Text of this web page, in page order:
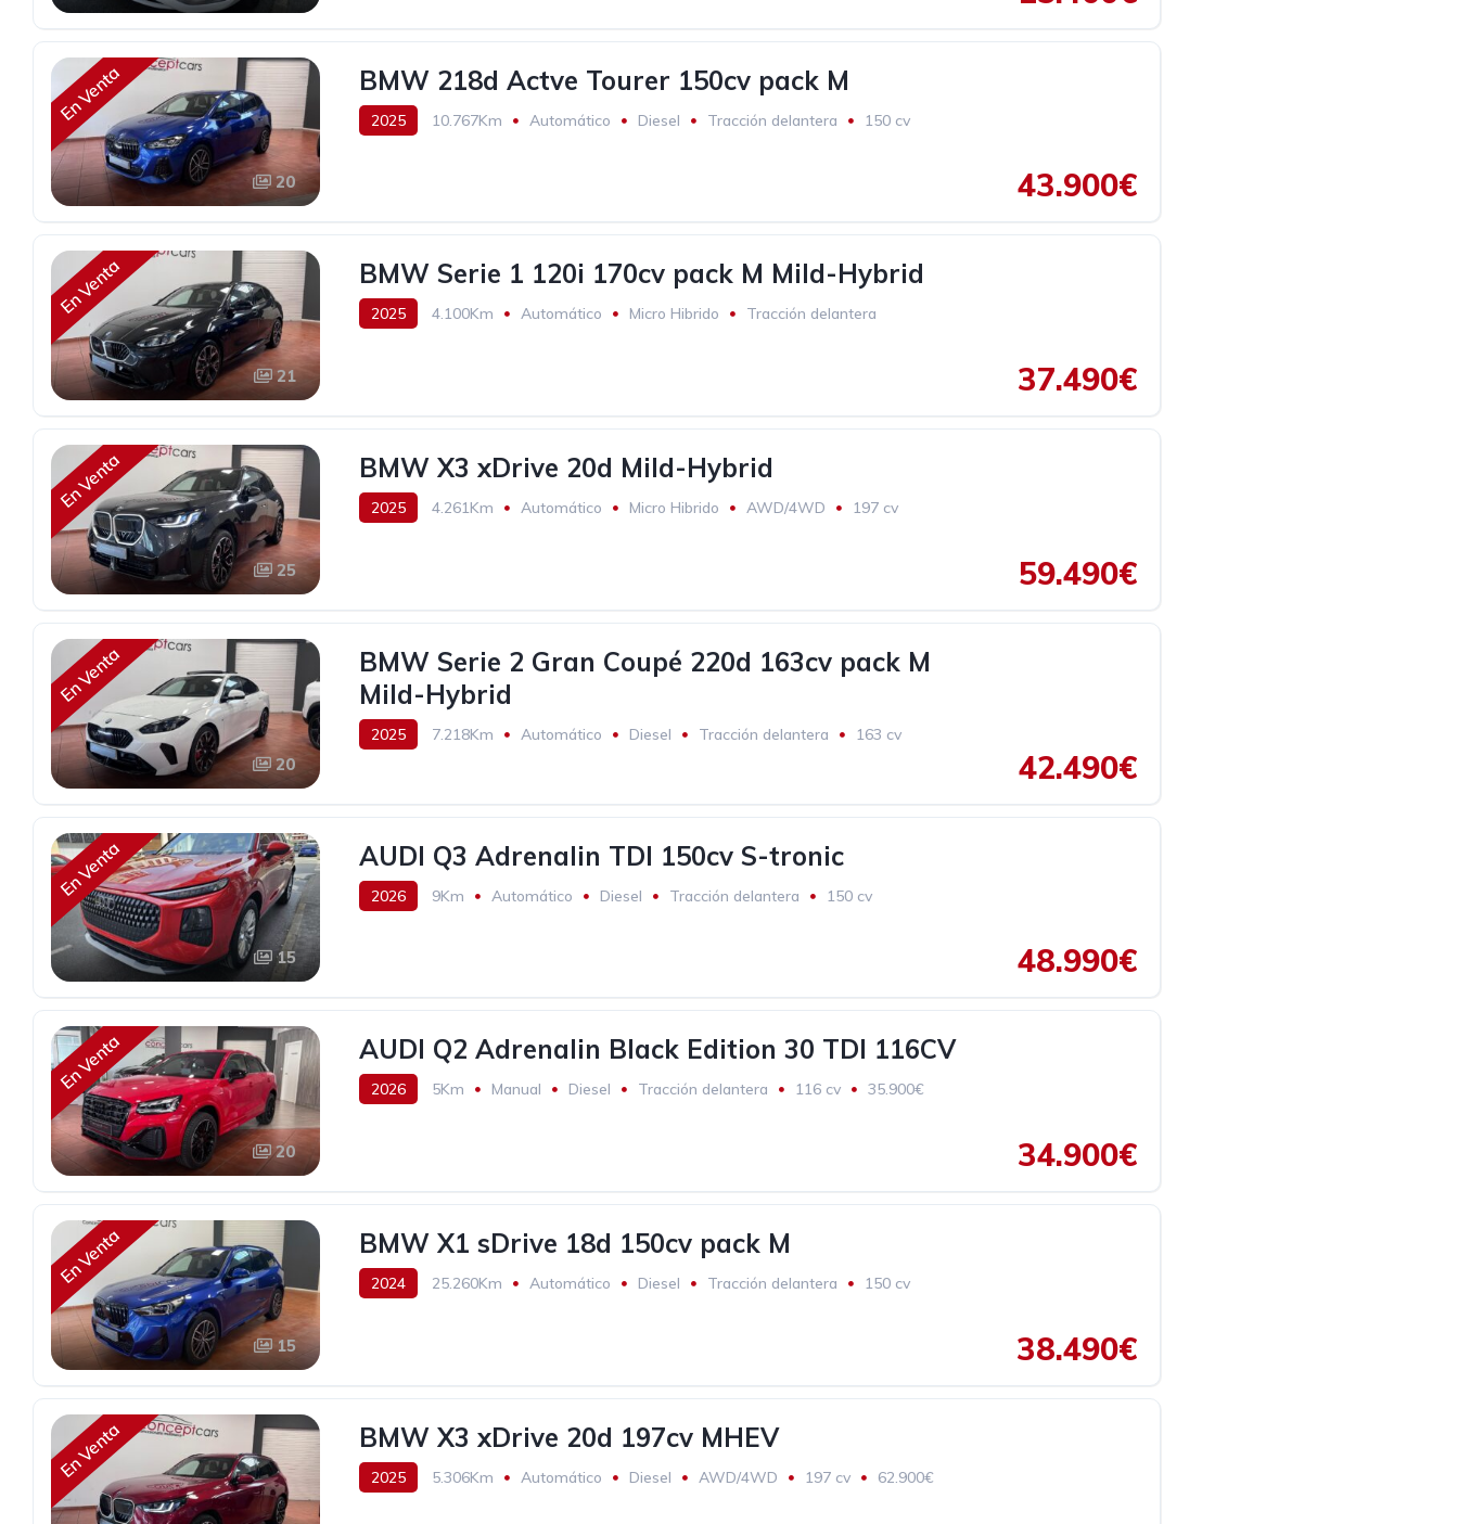
En Venta
20
BMW 218d Actve Tourer 150cv pack M
2025 10.767Km Automático Diesel Tracción delantera
150 cv
43.900€
En Venta
21
BMW Serie 1 120i 170cv pack M Mild-Hybrid
2025 4.100Km Automático Micro Hibrido
Tracción delantera
37.490€
En Venta
25
BMW X3 xDrive 20d Mild-Hybrid
2025 4.261Km Automático Micro Hibrido AWD/4WD
197 cv
59.490€
En Venta
20
BMW Serie 2 Gran Coupé 220d 163cv pack M
Mild-Hybrid
2025 7.218Km Automático Diesel Tracción delantera
163 cv
42.490€
En Venta
15
AUDI Q3 Adrenalin TDI 150cv S-tronic
2026 9Km Automático Diesel Tracción delantera
150 cv
48.990€
En Venta
20
AUDI Q2 Adrenalin Black Edition 30 TDI 116CV
2026 5Km Manual Diesel Tracción delantera 116 cv 35.900€
34.900€
En Venta
15
BMW X1 sDrive 18d 150cv pack M
2024 25.260Km Automático Diesel Tracción delantera
150 cv
38.490€
En Venta BMW X3 xDrive 20d 197cv MHEV
2025 5.306Km Automático Diesel AWD/4WD 197 cv 62.900€